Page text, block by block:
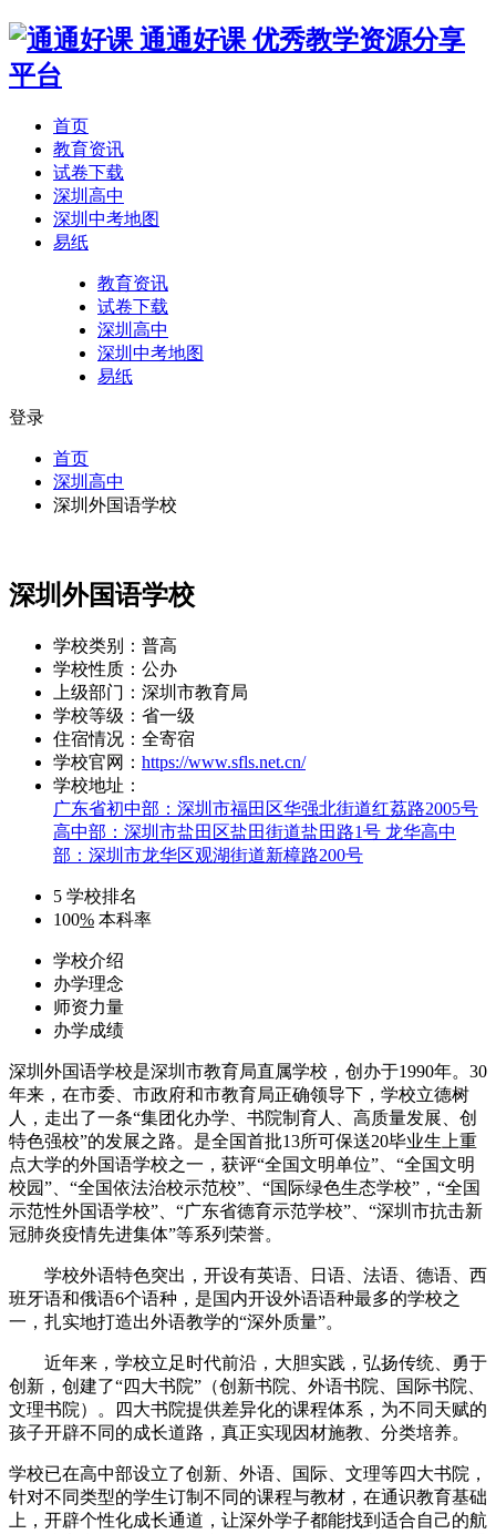
通通好课 优秀教学资源分享
平台
首页
教育资讯
试卷下载
深圳高中
深圳中考地图
易纸
教育资讯
试卷下载
深圳高中
深圳中考地图
易纸
登录
首页
深圳高中
深圳外国语学校
深圳外国语学校
学校类别： 普高
学校性质： 公办
上级部门： 深圳市教育局
学校等级： 省一级
住宿情况： 全寄宿
学校官网： https://www.sfls.net.cn/
学校地址：
广东省初中部：深圳市福田区华强北街道红荔路2005号
高中部：深圳市盐田区盐田街道盐田路1号 龙华高中
部：深圳市龙华区观湖街道新樟路200号
5 学校排名
100% 本科率
学校介绍
办学理念
师资力量
办学成绩
深圳外国语学校是深圳市教育局直属学校，创办于1990年。30
年来，在市委、市政府和市教育局正确领导下，学校立德树
人，走出了一条“集团化办学、书院制育人、高质量发展、创
特色强校”的发展之路。是全国首批13所可保送20毕业生上重
点大学的外国语学校之一，获评“全国文明单位”、“全国文明
校园”、“全国依法治校示范校”、“国际绿色生态学校”，“全国
示范性外国语学校”、“广东省德育示范学校”、“深圳市抗击新
冠肺炎疫情先进集体”等系列荣誉。
学校外语特色突出，开设有英语、日语、法语、德语、西
班牙语和俄语6个语种，是国内开设外语语种最多的学校之
一，扎实地打造出外语教学的“深外质量”。
近年来，学校立足时代前沿，大胆实践，弘扬传统、勇于
创新，创建了“四大书院”（创新书院、外语书院、国际书院、
文理书院）。四大书院提供差异化的课程体系，为不同天赋的
孩子开辟不同的成长道路，真正实现因材施教、分类培养。
学校已在高中部设立了创新、外语、国际、文理等四大书院，
针对不同类型的学生订制不同的课程与教材，在通识教育基础
上，开辟个性化成长通道，让深外学子都能找到适合自己的航